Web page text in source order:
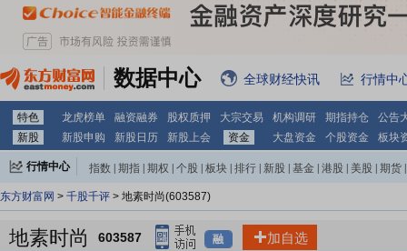
数据中心 全球财经快讯 行情中
特色 龙虎榜单 融资融券 股权质押 大宗交易 机构调研 期指持仓
公告
新股
新股申购 新股日历 新股上会 资金 大盘资金 个股资金 板块
行情中心 指数 期指 期权 个股 板块 排行 新股 基金 港股 美股 期货
东方财富网 > 千股千评 > 地素时尚(603587)
地素时尚 603587 融 加自选